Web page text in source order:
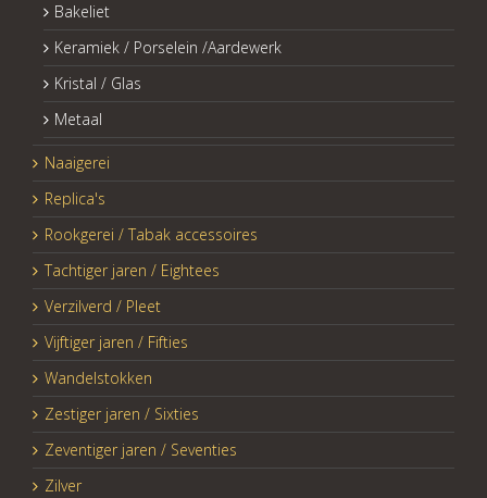
Bakeliet
Keramiek / Porselein /Aardewerk
Kristal / Glas
Metaal
Naaigerei
Replica's
Rookgerei / Tabak accessoires
Tachtiger jaren / Eightees
Verzilverd / Pleet
Vijftiger jaren / Fifties
Wandelstokken
Zestiger jaren / Sixties
Zeventiger jaren / Seventies
Zilver